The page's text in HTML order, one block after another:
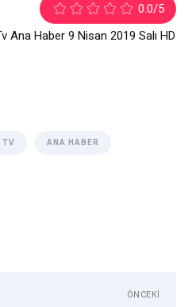
0.0/5
Ana Haber 9 Nisan 2019 Salı HD
TV ANA HABER
ÖNCEKI